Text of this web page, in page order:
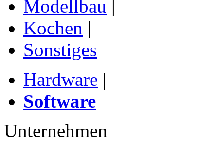
Modellbau |
Kochen |
Sonstiges
Hardware |
Software
Unternehmen